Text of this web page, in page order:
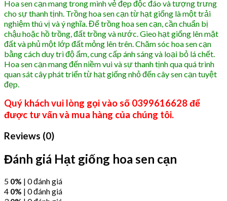
Hoa sen cạn mang trong mình vẻ đẹp độc đáo và tượng trưng
cho sự thanh tịnh. Trồng hoa sen cạn từ hạt giống là một trải
nghiệm thú vị và ý nghĩa. Để trồng hoa sen cạn, cần chuẩn bị
chậu hoặc hồ trồng, đất trồng và nước. Gieo hạt giống lên mặt
đất và phủ một lớp đất mỏng lên trên. Chăm sóc hoa sen cạn
bằng cách duy trì độ ẩm, cung cấp ánh sáng và loại bỏ lá chết.
Hoa sen cạn mang đến niềm vui và sự thanh tịnh qua quá trình
quan sát cây phát triển từ hạt giống nhỏ đến cây sen cạn tuyệt
đẹp.
Quý khách vui lòng gọi vào số 0399616628 để
được tư vấn và mua hàng của chúng tôi.
Reviews (0)
Đánh giá Hạt giống hoa sen cạn
5 0% | 0 đánh giá
4 0% | 0 đánh giá